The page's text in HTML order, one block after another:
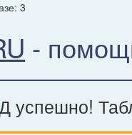
3
-
успешно!